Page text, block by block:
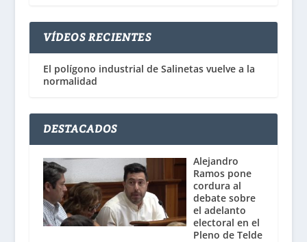
VÍDEOS RECIENTES
El polígono industrial de Salinetas vuelve a la
normalidad
DESTACADOS
Alejandro
Ramos pone
cordura al
debate sobre
el adelanto
electoral en el
Pleno de Telde